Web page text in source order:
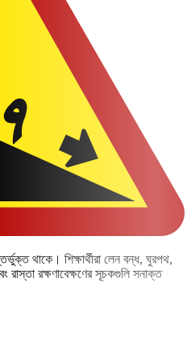
থাকে। শিক্ষার্থীরা লেন বন্ধ, ঘুরপথ,
রাস্তা রক্ষণাবেক্ষণের সূচকগুলি সনাক্ত